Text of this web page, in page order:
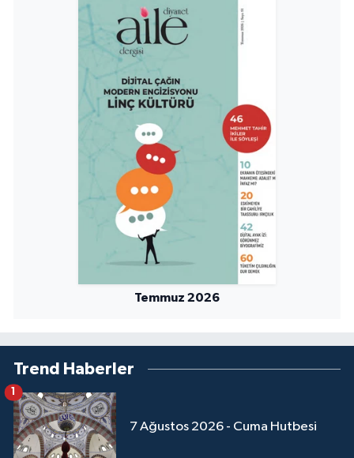
Temmuz 2026
Trend Haberler
7 Ağustos 2026 - Cuma Hutbesi
Sinop Müftülüğü
Sivas Müftülüğü
Şanlıurfa Müftülüğü
Şırnak Müftülüğü
Tekirdağ Müftülüğü
Tokat Müftülüğü
Trabzon Müftülüğü
Uşak Müftülüğü
Van Müftülüğü
Yalova Müftülüğü